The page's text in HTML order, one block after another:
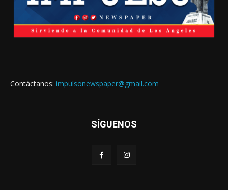
Contáctanos: impulsonewspaper@gmail.com
SÍGUENOS